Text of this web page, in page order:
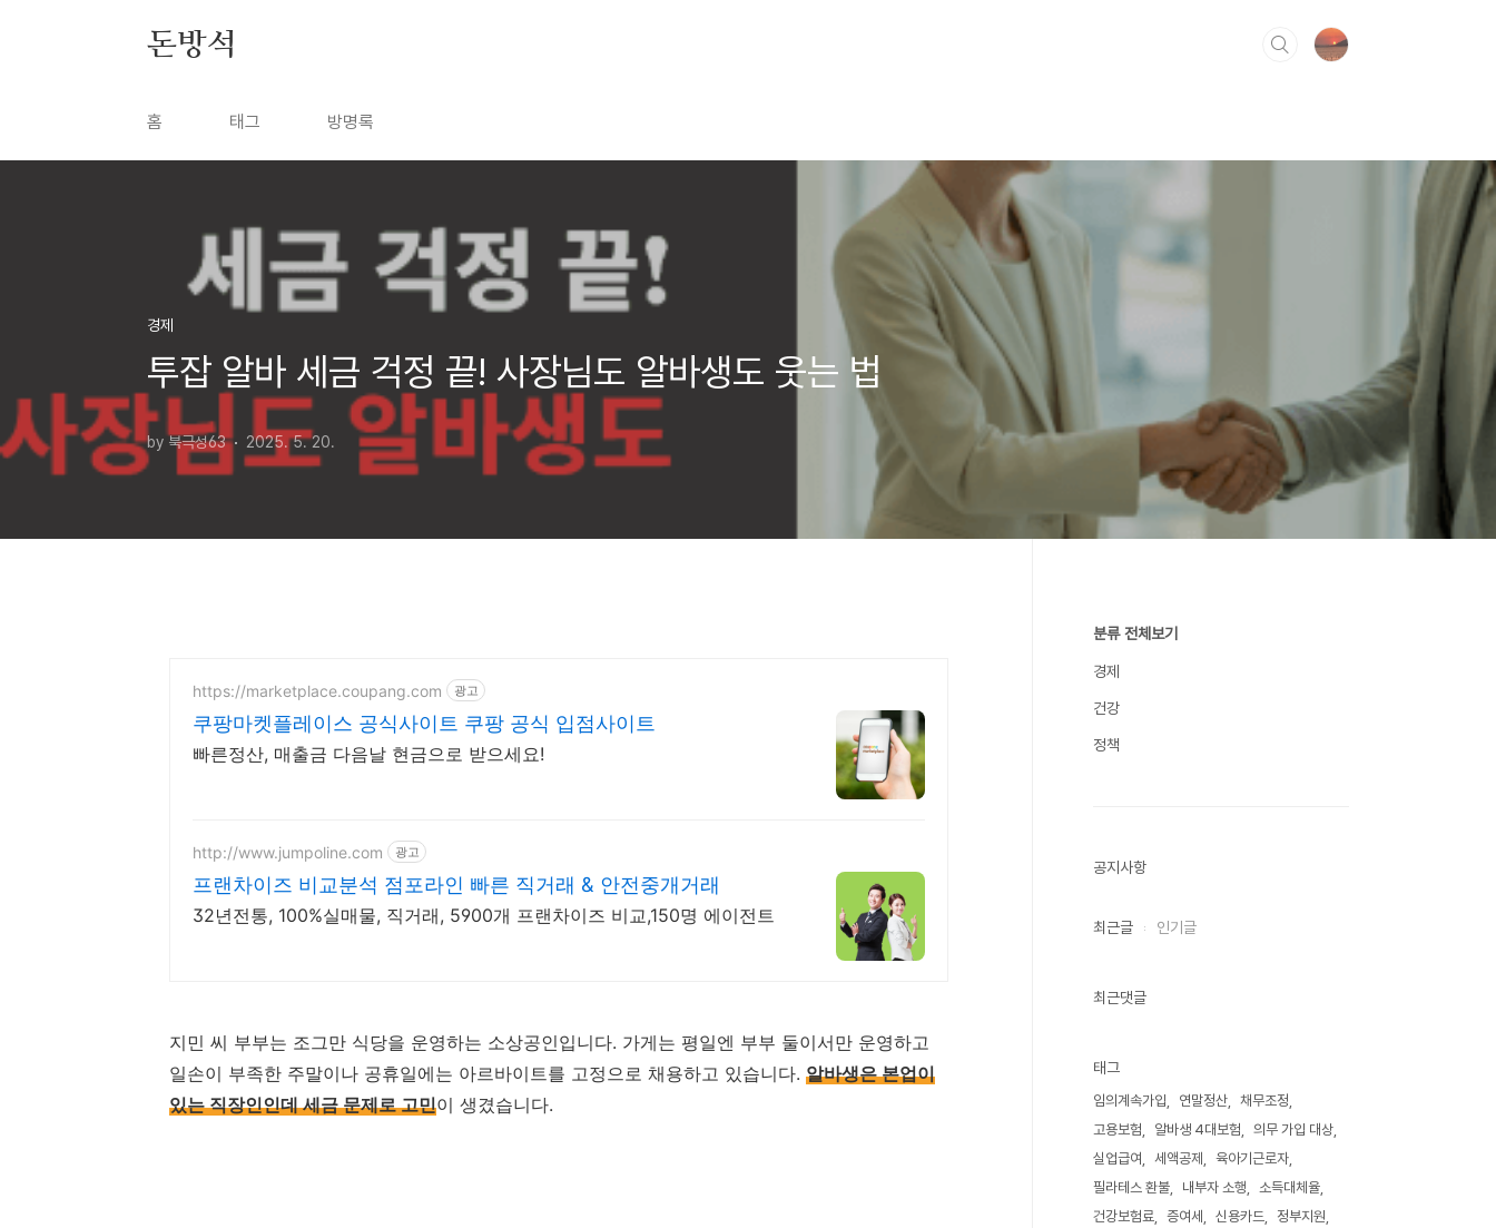
돈방석
홈 태그 방명록
경제
투잡 알바 세금 걱정 끝! 사장님도 알바생도 웃는 법
by 북극성63 2025. 5. 20.
https://marketplace.coupang.com 광고
쿠팡마켓플레이스 공식사이트 쿠팡 공식 입점사이트
빠른정산, 매출금 다음날 현금으로 받으세요!
http://www.jumpoline.com 광고
프랜차이즈 비교분석 점포라인 빠른 직거래 & 안전중개거래
32년전통, 100%실매물, 직거래, 5900개 프랜차이즈 비교,150명 에이전트
지민 씨 부부는 조그만 식당을 운영하는 소상공인입니다. 가게는 평일엔 부부 둘이서만 운영하고
일손이 부족한 주말이나 공휴일에는 아르바이트를 고정으로 채용하고 있습니다. 알바생은 본업이
있는 직장인인데 세금 문제로 고민이 생겼습니다.
분류 전체보기
경제
건강
정책
공지사항
최근글 인기글
최근댓글
태그
임의계속가입 연말정산
채무조정
고용보험
알바생 4대보험
의무 가입 대상
실업급여
세액공제
육아기근로자
필라테스 환불
내부자 소행
소득대체율
건강보험료
증여세 신용카드
정부지원